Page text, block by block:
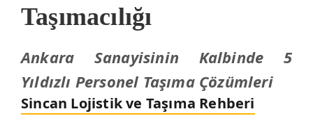
Taşımacılığı
Ankara Sanayisinin Kalbinde 5
Yıldızlı Personel Taşıma Çözümleri
Sincan Lojistik ve Taşıma Rehberi